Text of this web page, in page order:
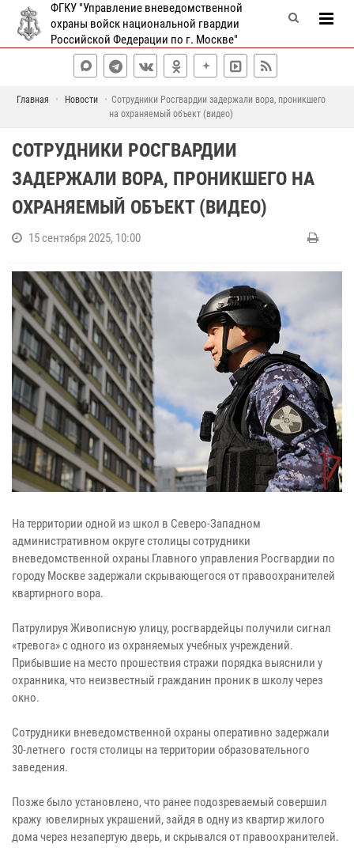
ФГКУ "Управление вневедомственной
охраны войск национальной гвардии
Российской Федерации по г. Москве"
Главная Новости
Сотрудники Росгвардии задержали вора, проникшего
на охраняемый объект (видео)
СОТРУДНИКИ РОСГВАРДИИ
ЗАДЕРЖАЛИ ВОРА, ПРОНИКШЕГО НА
ОХРАНЯЕМЫЙ ОБЪЕКТ (ВИДЕО)
15 сентября 2025, 10:00
На территории одной из школ в Северо-Западном
административном округе столицы сотрудники
вневедомственной охраны Главного управления Росгвардии по
городу Москве задержали скрывающегося от правоохранителей
квартирного вора.
Патрулируя Живописную улицу, росгвардейцы получили сигнал
«тревога» с одного из охраняемых учебных учреждений.
Прибывшие на место прошествия стражи порядка выяснили у
охранника, что неизвестный гражданин проник в школу через
окно.
Сотрудники вневедомственной охраны оперативно задержали
30-летнего гостя столицы на территории образовательного
заведения.
Позже было установлено, что ранее подозреваемый совершил
кражу ювелирных украшений, зайдя в одну из квартир жилого
дома через незапертую дверь, и скрывался от правоохранителей.